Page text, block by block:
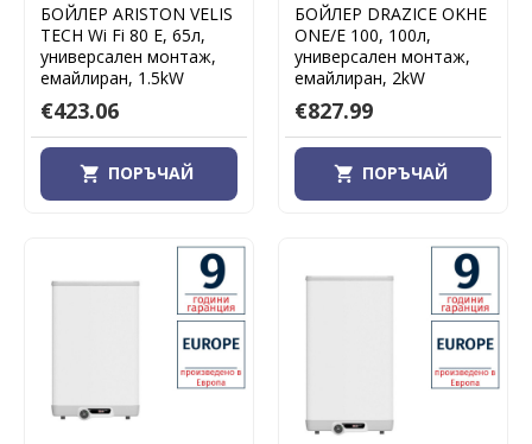
БОЙЛЕР ARISTON VELIS
TECH Wi Fi 80 E, 65л,
универсален монтаж,
емайлиран, 1.5kW
€423.06
ПОРЪЧАЙ
БОЙЛЕР DRAZICE OKHE
ONE/E 100, 100л,
универсален монтаж,
емайлиран, 2kW
€827.99
ПОРЪЧАЙ